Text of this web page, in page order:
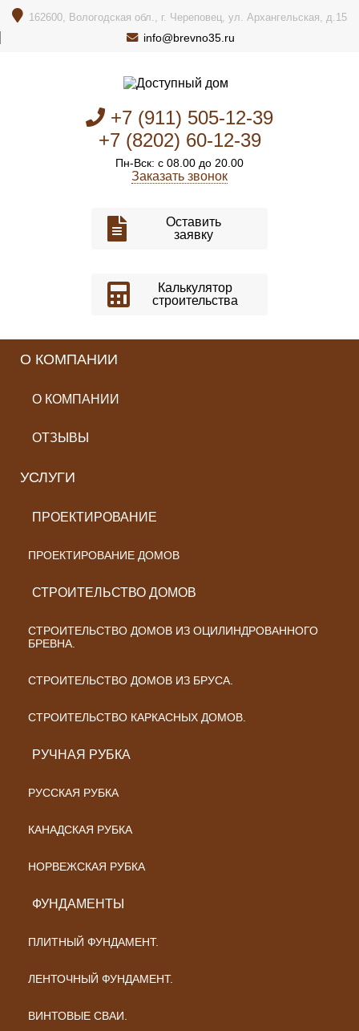
162600, Вологодская обл., г. Череповец, ул. Архангельская, д.15
info@brevno35.ru
+7 (911) 505-12-39
+7 (8202) 60-12-39
Пн-Вск: с 08.00 до 20.00
Заказать звонок
Оставить
заявку
Калькулятор
строительства
О КОМПАНИИ
О КОМПАНИИ
ОТЗЫВЫ
УСЛУГИ
ПРОЕКТИРОВАНИЕ
ПРОЕКТИРОВАНИЕ ДОМОВ
СТРОИТЕЛЬСТВО ДОМОВ
СТРОИТЕЛЬСТВО ДОМОВ ИЗ ОЦИЛИНДРОВАННОГО
БРЕВНА.
СТРОИТЕЛЬСТВО ДОМОВ ИЗ БРУСА.
СТРОИТЕЛЬСТВО КАРКАСНЫХ ДОМОВ.
РУЧНАЯ РУБКА
РУССКАЯ РУБКА
КАНАДСКАЯ РУБКА
НОРВЕЖСКАЯ РУБКА
ФУНДАМЕНТЫ
ПЛИТНЫЙ ФУНДАМЕНТ.
ЛЕНТОЧНЫЙ ФУНДАМЕНТ.
ВИНТОВЫЕ СВАИ.